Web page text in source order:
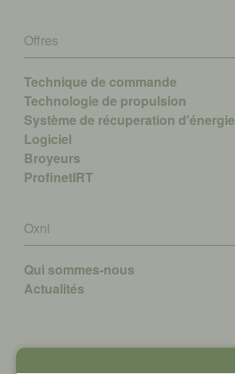
Offres
Technique de commande
Technologie de propulsion
Système de récuperation d'énergie
Logiciel
Broyeurs
ProfinetIRT
Oxni
Qui sommes-nous
Actualités